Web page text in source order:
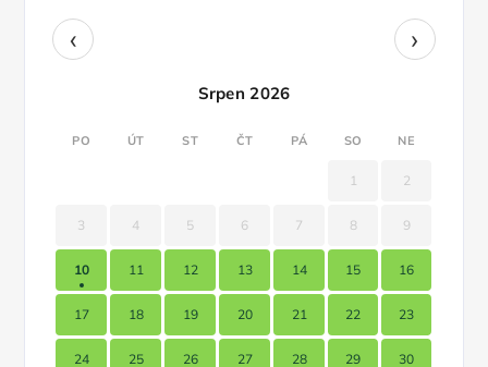
‹ ›
Srpen 2026
PO ÚT ST ČT PÁ SO NE
1 2
3 4 5 6 7 8 9
10 11 12 13 14 15 16
17 18 19 20 21 22 23
24 25 26 27 28 29 30